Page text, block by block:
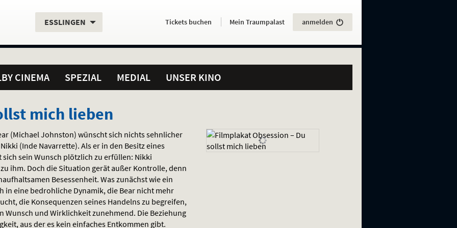
Aktueller
ESSLINGEN Servicefunktionen
Aktuelles
HierTickets buchen . Mein Traumpalast anmelden
CINEMA SPEZIAL MEDIAL UNSER KINO
mich lieben
(Michael Johnston) wünscht sich nichts sehnlicher
(Inde Navarrette). Als er in den Besitz eines
sein Wunsch plötzlich zu erfüllen: Nikki
ihm. Doch die Situation gerät außer Kontrolle, denn
Besessenheit. Was zunächst wie ein
eine bedrohliche Dynamik, die Bear nicht mehr
die Konsequenzen seines Handelns zu begreifen,
Wunsch und Wirklichkeit zunehmend. Die Beziehung
aus der es kein einfaches Entkommen gibt.